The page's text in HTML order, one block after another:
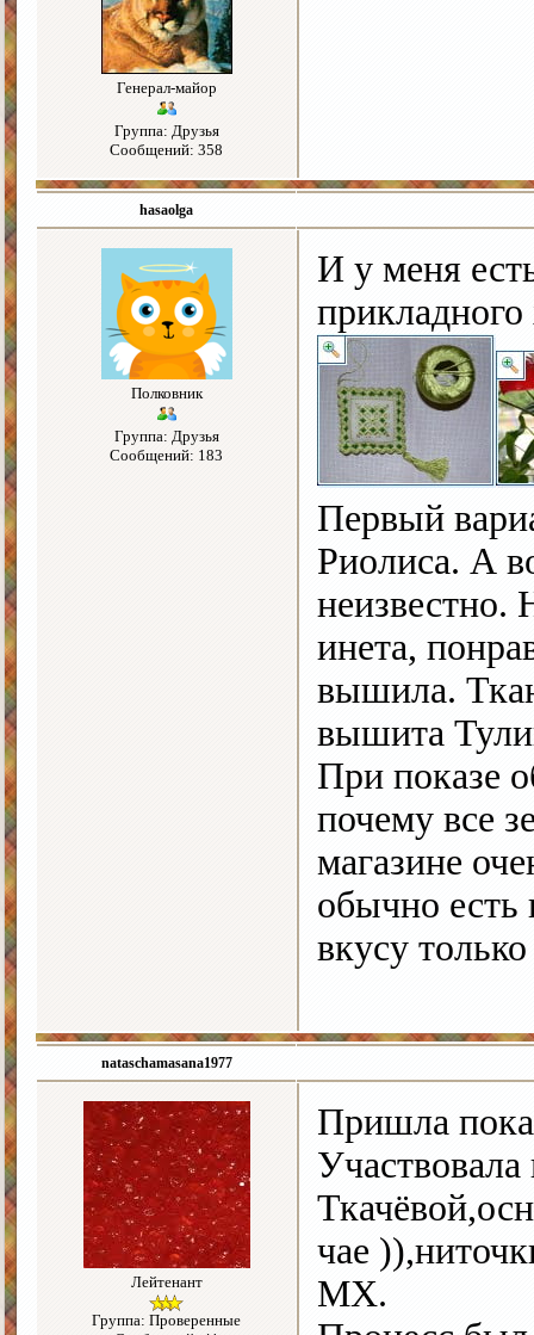
Генерал-майор
Группа: Друзья
Сообщений: 358
hasaolga
Полковник
Группа: Друзья
Сообщений: 183
И у меня
Первый
Риолиса. А
неизвестно.
инета,
вышила.
вышита
При показе
почему все
магазине
обычно есть
вкусу
nataschamasana1977
Лейтенант
Группа: Проверенные
Пришла
чае
МХ.